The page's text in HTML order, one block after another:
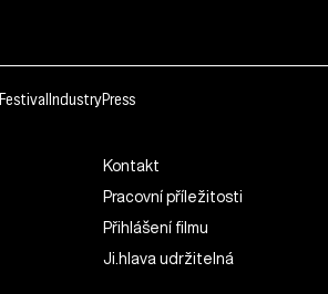
Festival IndustryPress
Kontakt
Pracovní příležitosti
Přihlášení filmu
Ji.hlava udržitelná